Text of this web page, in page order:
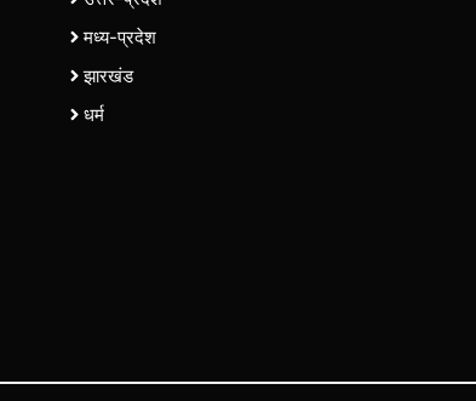
मध्य-प्रदेश
झारखंड
धर्म